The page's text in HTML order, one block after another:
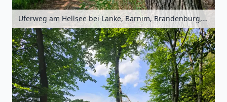
Uferweg am Hellsee bei Lanke, Barnim, Brandenburg, Deutschland